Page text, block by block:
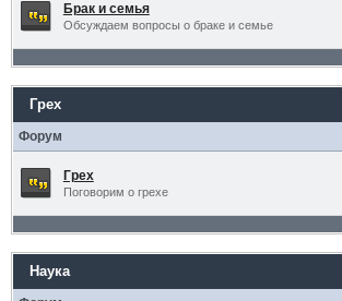
Брак и семья
Обсуждаем вопросы о браке и семье
Грех
Форум
Грех
Поговорим о грехе
Наука